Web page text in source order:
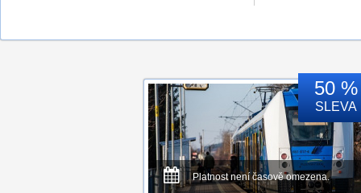
50 %
SLEVA
Platnost není časově omezena.